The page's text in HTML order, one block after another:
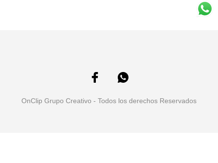
OnClip Grupo Creativo - Todos los derechos Reservados